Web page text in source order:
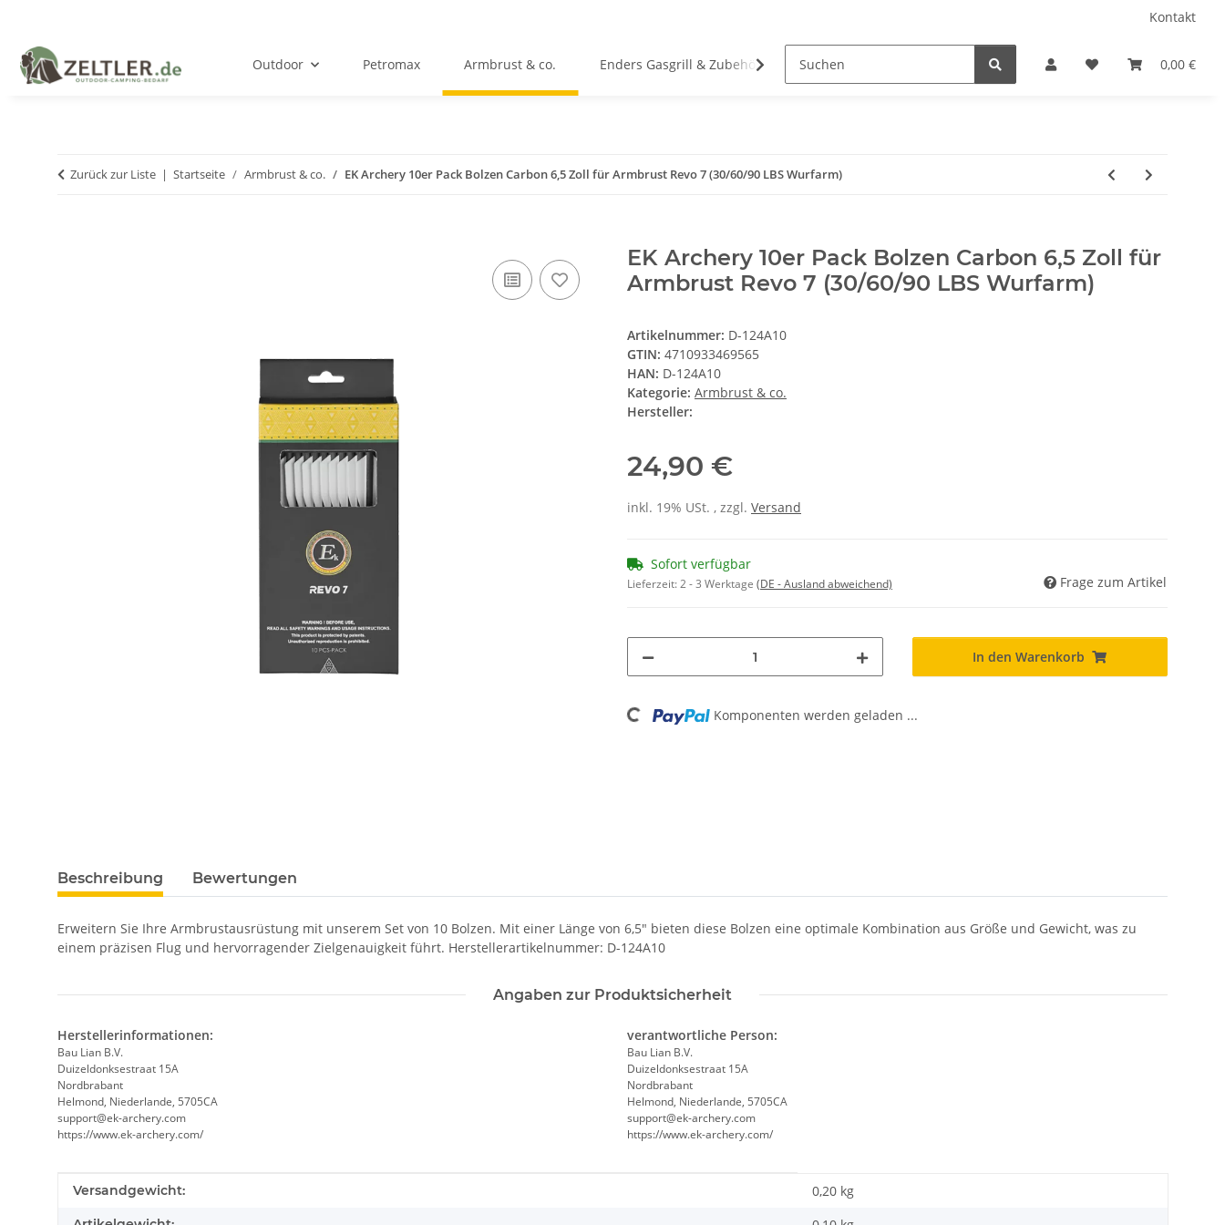
Kontakt
0,00 €
Outdoor Petromax Armbrust & co. Enders Gasgrill & Zubehör Camping Gardenflare Gasflaschen (Stand 23.02.2026)
Zurück zur Liste Startseite Armbrust & co. EK Archery 10er Pack Bolzen Carbon 6,5 Zoll für Armbrust Revo 7 (30/60/90 LBS Wurfarm)
EK Archery 10er Pack Bolzen Carbon 6,5 Zoll für
Armbrust Revo 7 (30/60/90 LBS Wurfarm)
Artikelnummer: D-124A10
GTIN: 4710933469565
HAN: D-124A10
Kategorie: Armbrust & co.
Hersteller:
24,90 €
inkl. 19% USt. , zzgl. Versand
Sofort verfügbar
Lieferzeit:2 - 3 Werktage (DE - Ausland abweichend) Frage zum Artikel
In den Warenkorb
Loading... Komponenten werden geladen ...
Beschreibung Bewertungen
Erweitern Sie Ihre Armbrustausrüstung mit unserem Set von 10 Bolzen. Mit einer Länge von 6,5" bieten diese Bolzen eine optimale Kombination aus Größe und Gewicht, was zu
einem präzisen Flug und hervorragender Zielgenauigkeit führt. Herstellerartikelnummer: D-124A10
Angaben zur Produktsicherheit
Herstellerinformationen:
Bau Lian B.V.
Duizeldonksestraat 15A
Nordbrabant
Helmond, Niederlande, 5705CA
support@ek-archery.com
https://www.ek-archery.com/
verantwortliche Person:
Bau Lian B.V.
Duizeldonksestraat 15A
Nordbrabant
Helmond, Niederlande, 5705CA
support@ek-archery.com
https://www.ek-archery.com/
Produkteigenschaft
Wert
Versandgewicht: 0,20 kg